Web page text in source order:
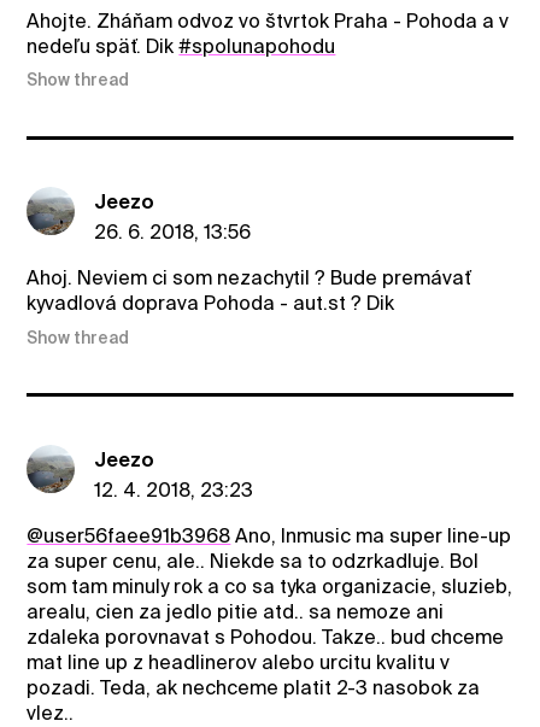
Ahojte. Zháňam odvoz vo štvrtok Praha - Pohoda a v
nedeľu späť. Dik#spolunapohodu
Show thread
Jeezo
26. 6. 2018, 13:56
Ahoj. Neviem ci som nezachytil ? Bude premávať
kyvadlová doprava Pohoda - aut.st ? Dik
Show thread
Jeezo
12. 4. 2018, 23:23
@user56faee91b3968 Ano, Inmusic ma super line-up
za super cenu, ale.. Niekde sa to odzrkadluje. Bol
som tam minuly rok a co sa tyka organizacie, sluzieb,
arealu, cien za jedlo pitie atd.. sa nemoze ani
zdaleka porovnavat s Pohodou. Takze.. bud chceme
mat line up z headlinerov alebo urcitu kvalitu v
pozadi. Teda, ak nechceme platit 2-3 nasobok za
vlez..